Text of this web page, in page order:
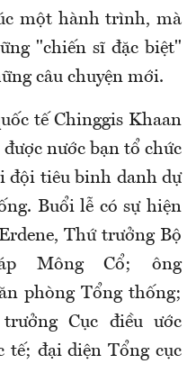
một hành trình, mà
"chiến sĩ đặc biệt"
câu chuyện mới.
tế Chinggis Khaan
nước bạn tổ chức
đội tiêu binh danh dự
Buổi lễ có sự hiện
Thứ trưởng Bộ
Mông Cổ; ông
phòng Tổng thống;
Cục điều ước
tế; đại diện Tổng cục